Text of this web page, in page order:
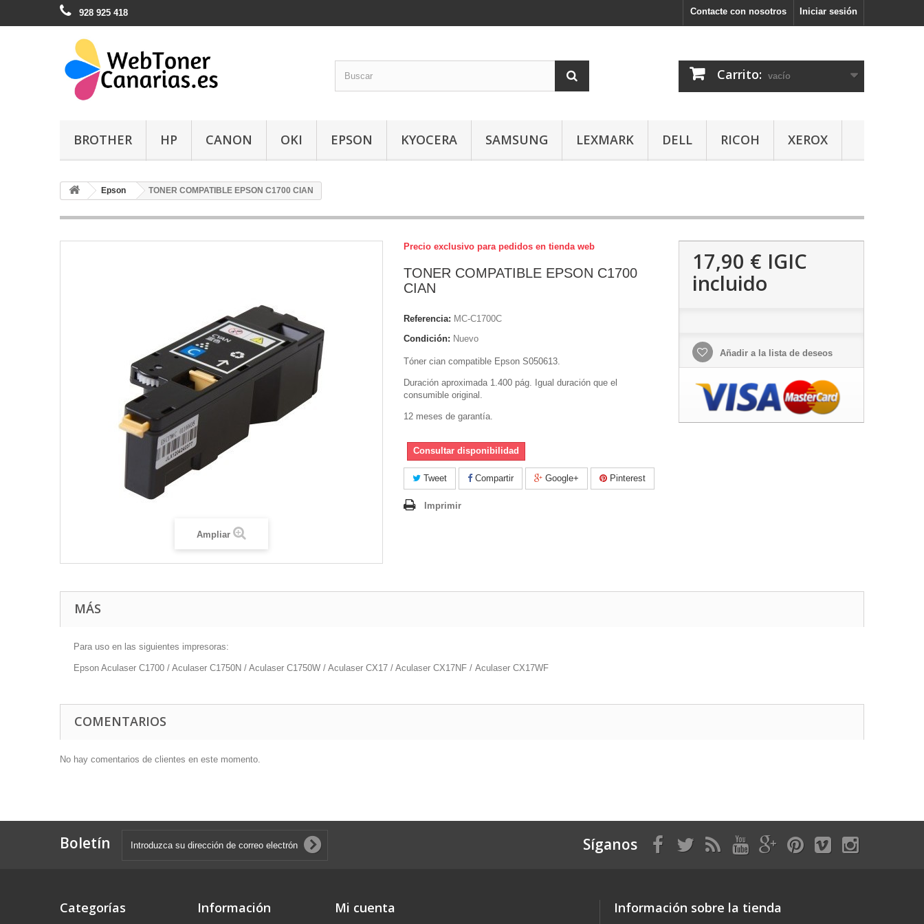
Iniciar sesión
Contacte con nosotros
928 925 418
Carrito: vacío
BROTHER HP CANON OKI EPSON KYOCERA SAMSUNG LEXMARK DELL RICOH XEROX
Epson TONER COMPATIBLE EPSON C1700 CIAN
Ampliar
Precio exclusivo para pedidos en tienda web
TONER COMPATIBLE EPSON C1700
CIAN
Referencia: MC-C1700C
Condición: Nuevo
Tóner cian compatible Epson S050613.
Duración aproximada 1.400 pág. Igual duración que el
consumible original.
12 meses de garantía.
Consultar disponibilidad
Tweet Compartir Google+ Pinterest
Imprimir
17,90 € IGIC
incluido
Añadir a la lista de deseos
MÁS
Para uso en las siguientes impresoras:
Epson Aculaser C1700 / Aculaser C1750N / Aculaser C1750W / Aculaser CX17 / Aculaser CX17NF / Aculaser CX17WF
COMENTARIOS
No hay comentarios de clientes en este momento.
Boletín Síganos
Categorías Información Mi cuenta Información sobre la tienda